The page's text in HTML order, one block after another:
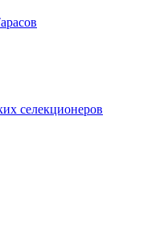
селекционеров